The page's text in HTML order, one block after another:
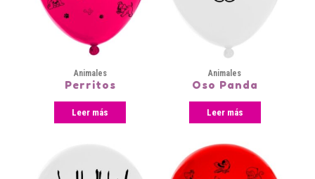
Animales
Perritos
Leer más
Animales
Oso Panda
Leer más